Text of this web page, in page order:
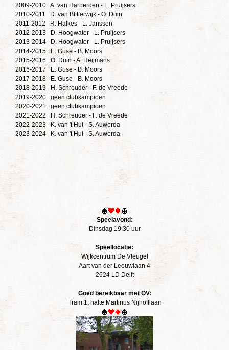
2009-2010 A. van Harberden - L. Pruijsers
2010-2011 D. van Blitterwijk - O. Duin
2011-2012 R. Halkes - L. Janssen
2012-2013 D. Hoogwater - L. Pruijsers
2013-2014 D. Hoogwater - L. Pruijsers
2014-2015 E. Guse - B. Moors
2015-2016 O. Duin - A. Heijmans
2016-2017 E. Guse - B. Moors
2017-2018 E. Guse - B. Moors
2018-2019 H. Schreuder - F. de Vreede
2019-2020 geen clubkampioen
2020-2021 geen clubkampioen
2021-2022 H. Schreuder - F. de Vreede
2022-2023 K. van 't Hul - S. Auwerda
2023-2024 K. van 't Hul - S. Auwerda
Speelavond:
Dinsdag 19.30 uur
Speellocatie:
Wijkcentrum De Vleugel
Aart van der Leeuwlaan 4
2624 LD Delft
Goed bereikbaar met OV:
Tram 1, halte Martinus Nijhofflaan